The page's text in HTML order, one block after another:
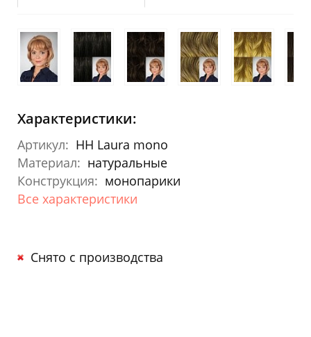
Характеристики:
Артикул: HH Laura mono
Материал: натуральные
Конструкция: монопарики
Все характеристики
Снято с производства